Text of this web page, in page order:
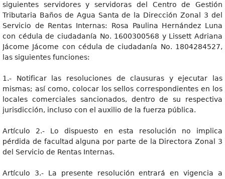
siguientes servidores y servidoras del Centro de Gestión
Tributaria Baños de Agua Santa de la Dirección Zonal 3 del
Servicio de Rentas Internas: Rosa Paulina Hernández Luna
con cédula de ciudadanía No. 1600300568 y Lissett Adriana
Jácome Jácome con cédula de ciudadanía No. 1804284527,
las siguientes funciones:
1.- Notificar las resoluciones de clausuras y ejecutar las
mismas; así como, colocar los sellos correspondientes en los
locales comerciales sancionados, dentro de su respectiva
jurisdicción, incluso con el auxilio de la fuerza pública.
Artículo 2.- Lo dispuesto en esta resolución no implica
pérdida de facultad alguna por parte de la Directora Zonal 3
del Servicio de Rentas Internas.
Artículo 3.- La presente resolución entrará en vigencia a